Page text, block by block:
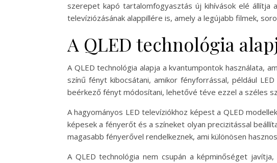
szerepet kapó tartalomfogyasztás új kihívások elé állítja
televíziózásának alappillére is, amely a legújabb filmek,
A QLED technológia
A QLED technológia alapja a kvantumpontok használata,
színű fényt kibocsátani, amikor fényforrással, például
beérkező fényt módosítani, lehetővé téve ezzel a széles
A hagyományos LED televíziókhoz képest a QLED
képesek a fényerőt és a színeket olyan precizitással
magasabb fényerővel rendelkeznek, ami különösen
A QLED technológia nem csupán a képminőséget